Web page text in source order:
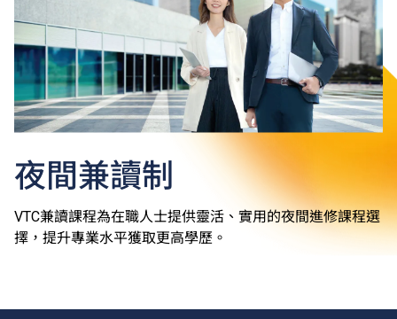
夜間兼讀制
VTC兼讀課程為在職人士提供靈活、實用的夜間進修課程選
擇，提升專業水平獲取更高學歷。